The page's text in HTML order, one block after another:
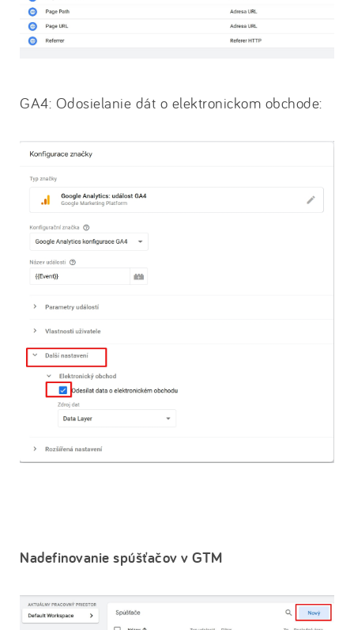
GA4: Odosielanie dát o elektronickom obchode:
Nadefinovanie spúšťačov v GTM